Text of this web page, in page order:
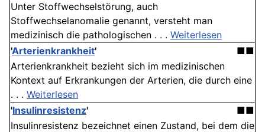
Unter Stoffwechselstörung, auch
Stoffwechselanomalie genannt, versteht man
medizinisch die pathologischen . . . Weiterlesen
'Arterienkrankheit'
■■
Arterienkrankheit bezieht sich im medizinischen
Kontext auf Erkrankungen der Arterien, die durch eine
. . . Weiterlesen
'Insulinresistenz'
■■
Insulinresistenz bezeichnet einen Zustand, bei dem die